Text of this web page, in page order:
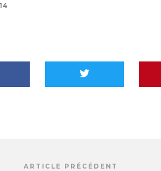
ARTICLE PRÉCÉDENT